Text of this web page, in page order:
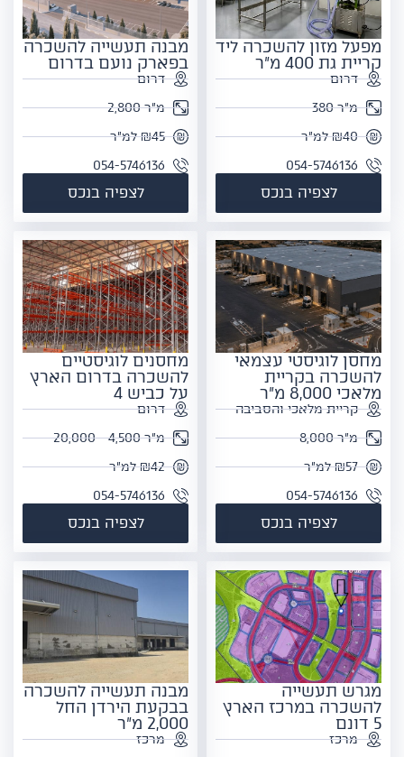
מפעל מזון להשכרה ליד
קריית גת 400 מ"ר
דרום
מ"ר 380
₪40 למ"ר
054-5746136
לצפיה בנכס
מבנה תעשייה להשכרה
בפארק נועם בדרום
דרום
מ"ר 2,800
₪45 למ"ר
054-5746136
לצפיה בנכס
מחסן לוגיסטי עצמאי
להשכרה בקריית
מלאכי 8,000 מ"ר
קריית מלאכי והסביבה
מ"ר 8,000
₪57 למ"ר
054-5746136
לצפיה בנכס
מחסנים לוגיסטיים
להשכרה בדרום הארץ
על כביש 4
דרום
מ"ר 4,500 - 20,000
₪42 למ"ר
054-5746136
לצפיה בנכס
מגרש תעשייה
להשכרה במרכז הארץ
5 דונם
מרכז
מבנה תעשייה להשכרה
בבקעת הירדן החל
2,000 מ"ר
מרכז